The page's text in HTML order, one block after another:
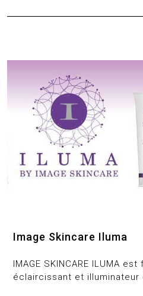
Image Skincare Iluma
IMAGE SKINCARE ILUMA
éclaircissant et illuminateur